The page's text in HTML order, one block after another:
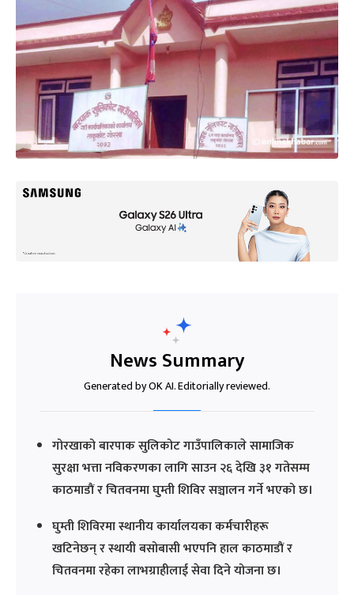
News Summary
Generated by OK AI. Editorially reviewed.
गोरखाको बारपाक सुलिकोट गाउँपालिकाले सामाजिक
सुरक्षा भत्ता नविकरणका लागि साउन २६ देखि ३१ गतेसम्म
काठमाडाैं र चितवनमा घुम्ती शिविर सञ्चालन गर्ने भएको छ।
घुम्ती शिविरमा स्थानीय कार्यालयका कर्मचारीहरू
खटिनेछन् र स्थायी बसोबासी भएपनि हाल काठमाडाैं र
चितवनमा रहेका लाभग्राहीलाई सेवा दिने योजना छ।